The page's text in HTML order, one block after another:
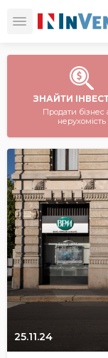
ЗНАЙТИ
Продати бізнес
нерухомість
25.11.24